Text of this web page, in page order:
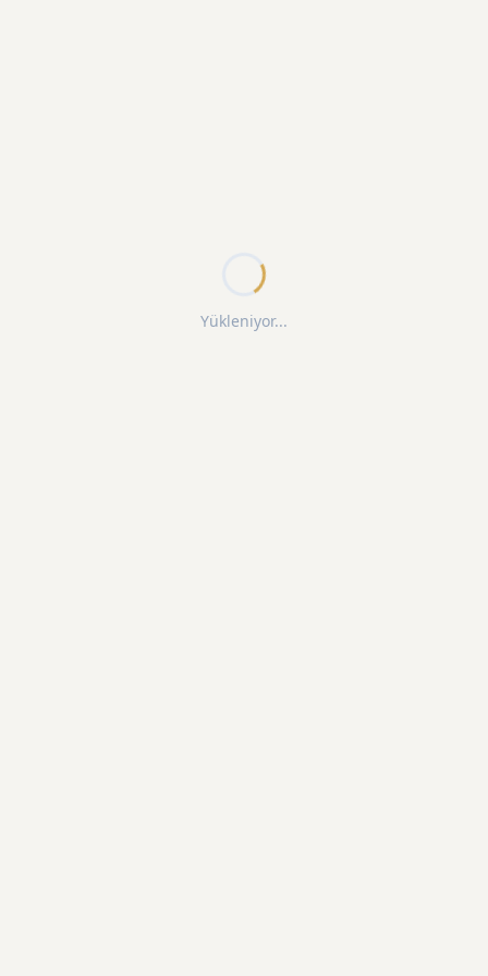
Yükleniyor...